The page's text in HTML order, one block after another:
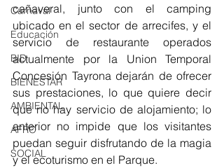
Carnaval
Educación
BID
BIENESTAR
AMBIENTAL
AFRO
SOCIAL
cañaveral, junto con el camping
ubicado en el sector de arrecifes, y el
servicio de restaurante operados
actualmente por la Union Temporal
Concesión Tayrona dejarán de ofrecer
sus prestaciones, lo que quiere decir
que no hay servicio de alojamiento; lo
anterior no impide que los visitantes
puedan seguir disfrutando de la magia
y el ecoturismo en el Parque.